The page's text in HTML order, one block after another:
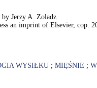
by Jerzy A. Zoladz
an imprint of Elsevier, cop.
WYSIŁKU ; MIĘŚNIE ;